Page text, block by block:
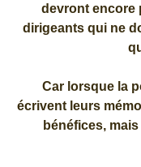
devront encore
dirigeants qui ne
Car lorsque la
écrivent leurs
bénéfices,